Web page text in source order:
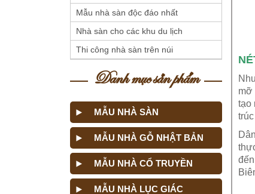
Mẫu nhà sàn độc đáo nhất
Nhà sàn cho các khu du lịch
Thi công nhà sàn trên núi
Danh mục sản phẩm
MẪU NHÀ SÀN
MẪU NHÀ GỖ NHẬT BẢN
MẪU NHÀ CỔ TRUYỀN
MẪU NHÀ LỤC GIÁC
mỡ
tạo
trúc